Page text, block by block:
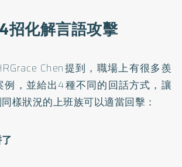
招化解言語攻擊
Chen提到，職場上有很多羨
例，並給出4種不同的回話方式，讓
樣狀況的上班族可以適當回擊：